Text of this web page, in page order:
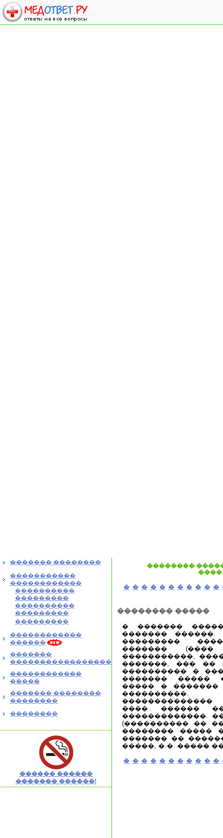
������� ��������
�����������
������������
����������
���������
����������
���������
���������
������������
������
�������
�����������������
������������
�����
������� ��������
��������
��������
������ ������
������� ������!
��������
� � � � � � � � � � �
�������� �����
� �������
������� ������.
���������
������� (����
�����������,
�������, ��� ��
���������� �
������� �����
����� � �������
���� ������
�������������.
(���������� ��
�������� �����
������� ��
�����, �.�. �����
� � � � � � � � � � �